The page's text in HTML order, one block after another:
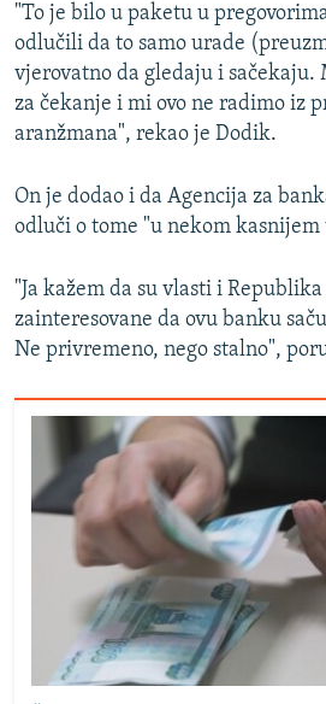
"To je bilo u paketu u
odlučili da to samo urade
vjerovatno da gledaju i sačekaju.
za čekanje i mi ovo ne radimo iz
aranžmana", rekao je Dodik.
On je dodao i da Agencija za
odluči o tome "u nekom kasnijem
"Ja kažem da su vlasti i
zainteresovane da ovu banku
Ne privremeno, nego stalno",